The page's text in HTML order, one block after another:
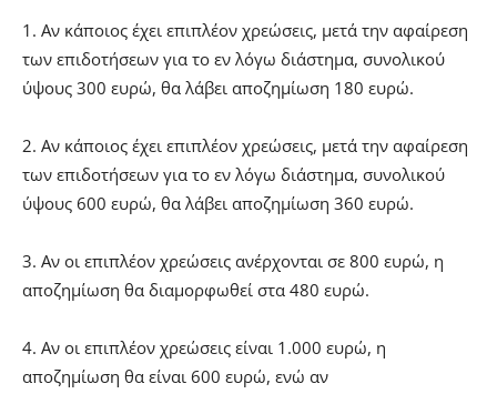
1. Αν κάποιος έχει επιπλέον χρεώσεις, μετά την αφαίρεση
των επιδοτήσεων για το εν λόγω διάστημα, συνολικού
ύψους 300 ευρώ, θα λάβει αποζημίωση 180 ευρώ.
2. Αν κάποιος έχει επιπλέον χρεώσεις, μετά την αφαίρεση
των επιδοτήσεων για το εν λόγω διάστημα, συνολικού
ύψους 600 ευρώ, θα λάβει αποζημίωση 360 ευρώ.
3. Αν οι επιπλέον χρεώσεις ανέρχονται σε 800 ευρώ, η
αποζημίωση θα διαμορφωθεί στα 480 ευρώ.
4. Αν οι επιπλέον χρεώσεις είναι 1.000 ευρώ, η
αποζημίωση θα είναι 600 ευρώ, ενώ αν